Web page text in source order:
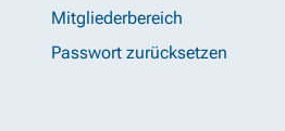
Mitgliederbereich
Passwort zurücksetzen